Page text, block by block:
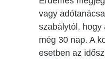
vagy
szabálytól, hogy
még 30 nap. A
esetben az